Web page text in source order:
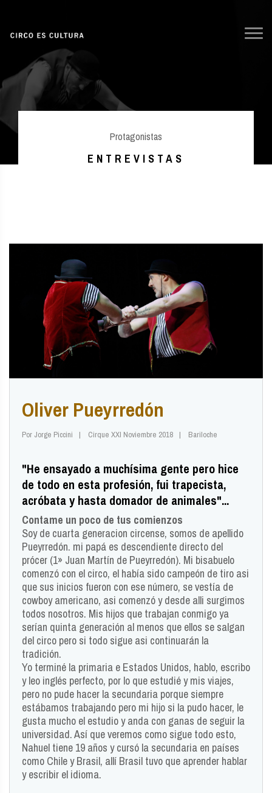
Protagonistas
ENTREVISTAS
Oliver Pueyrredón
Por Jorge Piccini Cirque XXI Noviembre 2018 Bariloche
"He ensayado a muchísima gente pero hice
de todo en esta profesión, fui trapecista,
acróbata y hasta domador de animales"...
Contame un poco de tus comienzos
Soy de cuarta generacion circense, somos de apellido
Pueyrredón. mi papá es descendiente directo del
prócer (1» Juan Martín de Pueyrredón). Mi bisabuelo
comenzó con el circo, el había sido campeón de tiro asi
que sus inicios fueron con ese número, se vestía de
cowboy americano, asi comenzó y desde alli surgimos
todos nosotros. Mis hijos que trabajan conmigo ya
serían quinta generación al menos que ellos se salgan
del circo pero si todo sigue asi continuarán la
tradición.
Yo terminé la primaria e Estados Unidos, hablo, escribo
y leo inglés perfecto, por lo que estudié y mis viajes,
pero no pude hacer la secundaria porque siempre
estábamos trabajando pero mi hijo si la pudo hacer, le
gusta mucho el estudio y anda con ganas de seguir la
universidad. Así que veremos como sigue todo esto,
Nahuel tiene 19 años y cursó la secundaria en países
como Chile y Brasil, allí Brasil tuvo que aprender hablar
y escribir el idioma.